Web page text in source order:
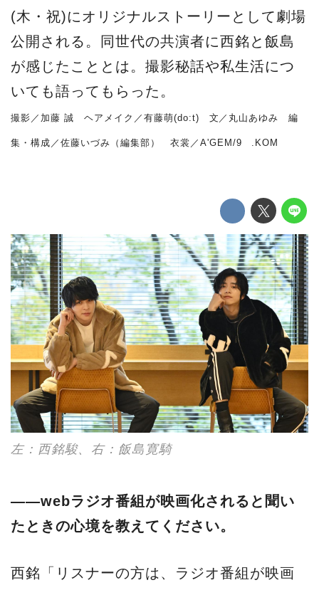
(木・祝)にオリジナルストーリーとして劇場
公開される。同世代の共演者に西銘と飯島
が感じたこととは。撮影秘話や私生活につ
いても語ってもらった。
撮影／加藤 誠 ヘアメイク／有藤萌(do:t) 文／丸山あゆみ 編
集・構成／佐藤いづみ（編集部） 衣裳／A'GEM/9 .KOM
左：西銘駿、右：飯島寛騎
――webラジオ番組が映画化されると聞い
たときの心境を教えてください。
西銘「リスナーの方は、ラジオ番組が映画